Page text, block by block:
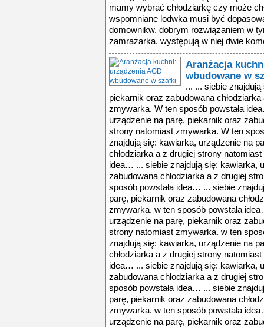
mamy wybrać chłodziarkę czy może
wspomniane lodwka musi być
domownikw. dobrym rozwiązaniem w
zamrażarka. występują w niej dwie
Aranżacja
wbudowane w
... ... siebie
piekarnik oraz zabudowana
zmywarka. W ten sposób powstała
urządzenie na parę, piekarnik oraz
strony natomiast zmywarka. W ten
znajdują się: kawiarka, urządzenie na
chłodziarka a z drugiej strony
idea… ... siebie znajdują się: kawiarka,
zabudowana chłodziarka a z drugiej
sposób powstała idea… ... siebie
parę, piekarnik oraz zabudowana
zmywarka. w ten sposób powstała
urządzenie na parę, piekarnik oraz
strony natomiast zmywarka. w ten
znajdują się: kawiarka, urządzenie na
chłodziarka a z drugiej strony
idea… ... siebie znajdują się: kawiarka,
zabudowana chłodziarka a z drugiej
sposób powstała idea… ... siebie
parę, piekarnik oraz zabudowana
zmywarka. w ten sposób powstała
urządzenie na parę, piekarnik oraz